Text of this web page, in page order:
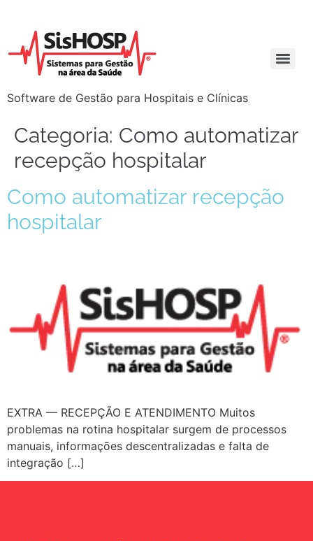
Software de Gestão para Hospitais e Clínicas
Categoria: Como automatizar
recepção hospitalar
Como automatizar recepção
hospitalar
EXTRA — RECEPÇÃO E ATENDIMENTO Muitos
problemas na rotina hospitalar surgem de processos
manuais, informações descentralizadas e falta de
integração […]